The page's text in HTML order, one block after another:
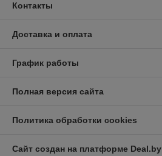
Контакты
Доставка и оплата
График работы
Полная версия сайта
Политика обработки cookies
Сайт создан на платформе Deal.by